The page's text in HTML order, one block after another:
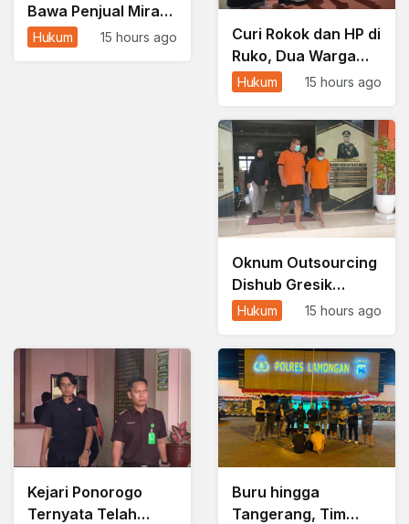
Bawa Penjual Miras
ke Meja Hijau, Hakim
Hukum 15 hours ago
Curi Rokok dan HP di
Ruko, Dua Warga
Pulau Masalembu
Hukum 15 hours ago
Oknum Outsourcing
Dishub Gresik
Ditangkap, Diduga
Paket Kecil
Hukum 15 hours ago
Kejari Ponorogo
Ternyata Telah
Buru hingga
Tangerang, Tim